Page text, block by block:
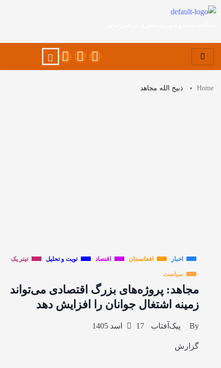
Home ذبیح الله مجاهد
اخبار افغانستان اقتصاد تویت و تحلیل تیتر یک
سیاست
مجاهد: پروژه‌های بزرگ اقتصادی می‌تواند
زمینه اشتغال جوانان را افزایش دهد
By پیک‌آفتاب 17 اسد 1405
گزارش